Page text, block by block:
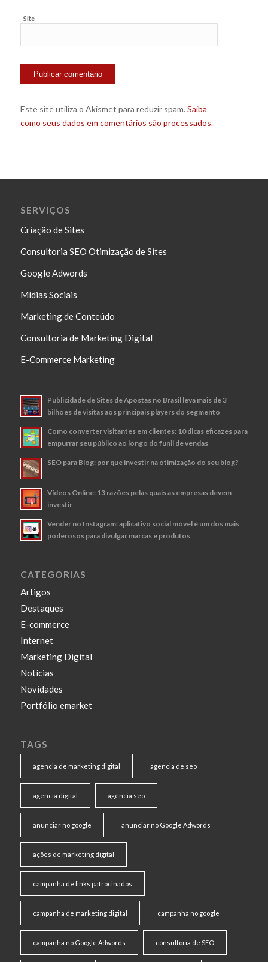
Site
Este site utiliza o Akismet para reduzir spam. Saiba
como seus dados em comentários são processados.
SERVIÇOS
Criação de Sites
Consultoria SEO Otimização de Sites
Google Adwords
Mídias Sociais
Marketing de Conteúdo
Consultoria de Marketing Digital
E-Commerce Marketing
Publicidade de Sites de Apostas no Brasil leva mais de 3
bilhões de visitas aos principais players do segmento
Como converter visitantes em clientes: 10 dicas eficazes para
empurrar seu público ao longo do funil de vendas
SEO para Blog: por que investir na otimização do seu blog?
Vídeos Online: 13 razões pelas quais as empresas devem
investir
Vender no Instagram: aplicativo social móvel é um dos mais
poderosos para divulgar marcas e produtos
CATEGORIAS
Artigos
Destaques
E-commerce
Internet
Marketing Digital
Notícias
Novidades
Portfólio emarket
TAGS
agencia de marketing digital agencia de seo
agencia digital agencia seo
anunciar no google anunciar no Google Adwords
ações de marketing digital
campanha de links patrocinados
campanha de marketing digital campanha no google
campanha no Google Adwords consultoria de SEO